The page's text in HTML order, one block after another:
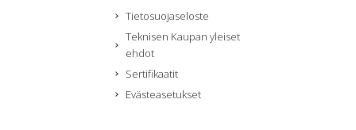
Tietosuojaseloste
Teknisen Kaupan yleiset
ehdot
Sertifikaatit
Evästeasetukset